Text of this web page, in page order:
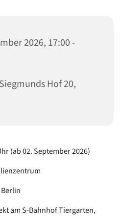
2026, 17:00 -
Hof 20,
(ab 02. September 2026)
am S-Bahnhof Tiergarten,